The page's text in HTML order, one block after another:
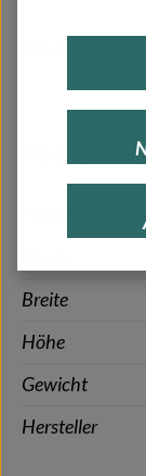
Produktdaten
Breite
Höhe
Gewicht
Hersteller